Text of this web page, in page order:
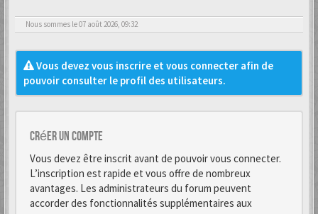
Nous sommes le 07 août 2026, 09:32
Vous devez vous inscrire et vous connecter afin de
pouvoir consulter le profil des utilisateurs.
Créer un Compte
Vous devez être inscrit avant de pouvoir vous connecter.
L’inscription est rapide et vous offre de nombreux
avantages. Les administrateurs du forum peuvent
accorder des fonctionnalités supplémentaires aux